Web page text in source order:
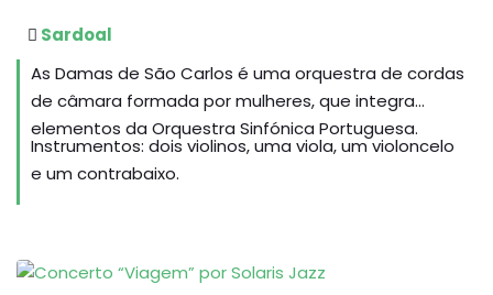
Sardoal
As Damas de São Carlos é uma orquestra de cordas
de câmara formada por mulheres, que integra
elementos da Orquestra Sinfónica Portuguesa.
Instrumentos: dois violinos, uma viola, um violoncelo
e um contrabaixo.